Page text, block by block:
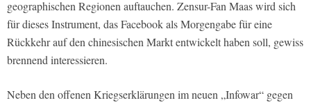
geographischen Regionen auftauchen. Zensur-Fan Maas wird sich
für dieses Instrument, das Facebook als Morgengabe für eine
Rückkehr auf den chinesischen Markt entwickelt haben soll, gewiss
brennend interessieren.
Neben den offenen Kriegserklärungen im neuen „Infowar“ gegen